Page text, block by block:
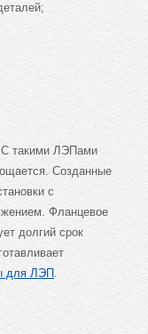
С такими ЛЭПами
Созданные
с
Фланцевое
долгий срок
для ЛЭП .